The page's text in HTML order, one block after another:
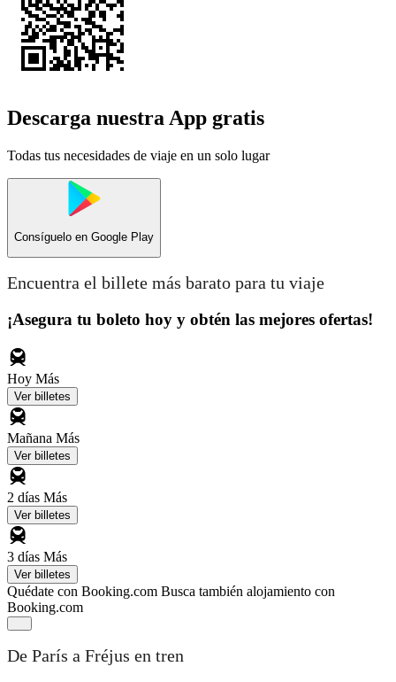
Descarga nuestra App gratis
Todas tus necesidades de viaje en un solo lugar
Consíguelo en Google Play
Encuentra el billete más barato para tu viaje
¡Asegura tu boleto hoy y obtén las mejores ofertas!
Hoy Más
Ver billetes
Mañana Más
Ver billetes
2 días Más
Ver billetes
3 días Más
Ver billetes
Quédate con Booking.com Busca también alojamiento con
Booking.com
De París a Fréjus en tren